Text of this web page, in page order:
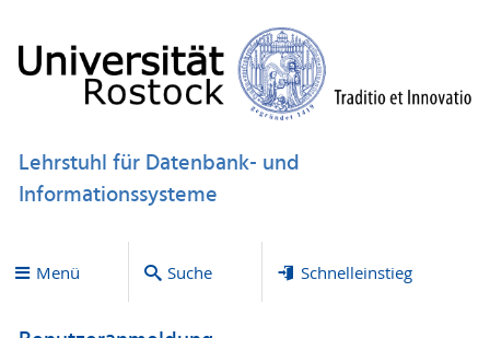
Lehrstuhl für Datenbank- und
Informationssysteme
Menü Suche Schnelleinstieg